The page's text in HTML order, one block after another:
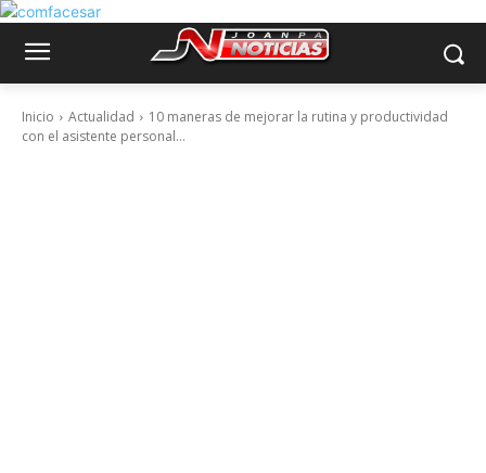
Inicio Actualidad
10 maneras de mejorar la rutina y productividad
con el asistente personal...